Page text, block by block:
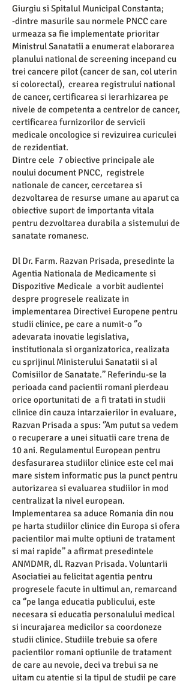
Giurgiu si Spitalul Municipal Constanta;
-dintre masurile sau normele PNCC care
urmeaza sa fie implementate prioritar
Ministrul Sanatatii a enumerat elaborarea
planului national de screening incepand cu
trei cancere pilot (cancer de san, col uterin
si colorectal), crearea registrului national
de cancer, certificarea si ierarhizarea pe
nivele de competenta a centrelor de cancer,
certificarea furnizorilor de servicii
medicale oncologice si revizuirea curiculei
de rezidentiat.
Dintre cele 7 obiective principale ale
noului document PNCC, registrele
nationale de cancer, cercetarea si
dezvoltarea de resurse umane au aparut ca
obiective suport de importanta vitala
pentru dezvoltarea durabila a sistemului de
sanatate romanesc.
Dl Dr. Farm. Razvan Prisada, presedinte la
Agentia Nationala de Medicamente si
Dispozitive Medicale a vorbit audientei
despre progresele realizate in
implementarea Directivei Europene pentru
studii clinice, pe care a numit-o ‘’o
adevarata inovatie legislativa,
institutionala si organizatorica, realizata
cu sprijinul Ministerului Sanatatii si al
Comisiilor de Sanatate.’’ Referindu-se la
perioada cand pacientii romani pierdeau
orice oportunitati de a fi tratati in studii
clinice din cauza intarzaierilor in evaluare,
Razvan Prisada a spus: ‘’Am putut sa vedem
o recuperare a unei situatii care trena de
10 ani. Regulamentul European pentru
desfasurarea studiilor clinice este cel mai
mare sistem informatic pus la punct pentru
autorizarea si evaluarea studiilor in mod
centralizat la nivel european.
Implementarea sa aduce Romania din nou
pe harta studiilor clinice din Europa si ofera
pacientilor mai multe optiuni de tratament
si mai rapide’’ a afirmat presedintele
ANMDMR, dl. Razvan Prisada. Voluntarii
Asociatiei au felicitat agentia pentru
progresele facute in ultimul an, remarcand
ca ‘’pe langa educatia publicului, este
necesara si educatia personalului medical
si incurajarea medicilor sa coordoneze
studii clinice. Studiile trebuie sa ofere
pacientilor romani optiunile de tratament
de care au nevoie, deci va trebui sa ne
uitam cu atentie si la tipul de studii pe care